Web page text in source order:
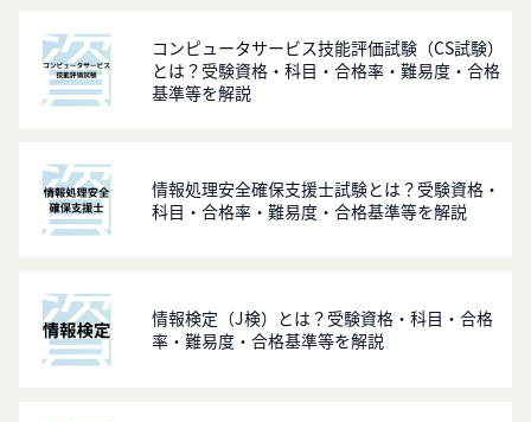
コンピュータサービス技能評価試験（CS試験）
とは？受験資格・科目・合格率・難易度・合格
基準等を解説
情報処理安全確保支援士試験とは？受験資格・
科目・合格率・難易度・合格基準等を解説
情報検定（J検）とは？受験資格・科目・合格
率・難易度・合格基準等を解説